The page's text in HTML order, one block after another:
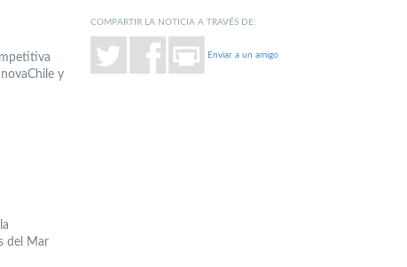
y
del Mar
COMPARTIR LA NOTICIA A TRAVÉS DE:
Enviar a un amigo